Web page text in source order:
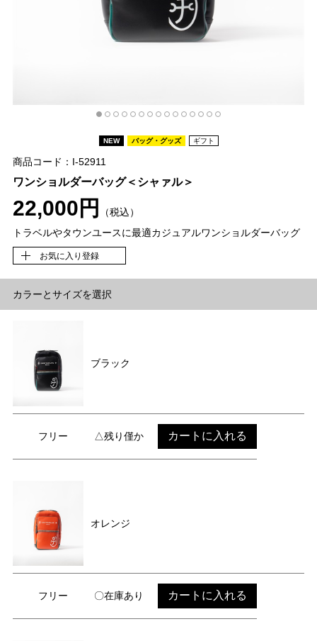
NEW バッグ・グッズ ギフト
商品コード：I-52911
ワンショルダーバッグ＜シャァル＞
22,000円
（税込）
トラベルやタウンユースに最適カジュアルワンショルダーバッグ
お気に入り登録
カラーとサイズを選択
ブラック
フリー △残り僅か カートに入れる
オレンジ
フリー 〇在庫あり カートに入れる